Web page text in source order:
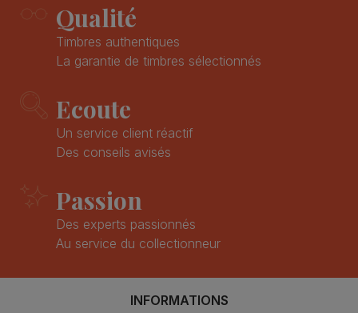
Qualité
Timbres authentiques
La garantie de timbres sélectionnés
Ecoute
Un service client réactif
Des conseils avisés
Passion
Des experts passionnés
Au service du collectionneur
INFORMATIONS